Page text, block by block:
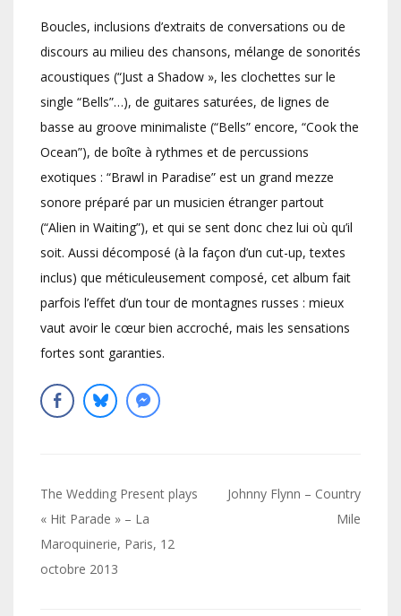
Boucles, inclusions d’extraits de conversations ou de
discours au milieu des chansons, mélange de sonorités
acoustiques (“Just a Shadow », les clochettes sur le
single “Bells”…), de guitares saturées, de lignes de
basse au groove minimaliste (“Bells” encore, “Cook the
Ocean”), de boîte à rythmes et de percussions
exotiques : “Brawl in Paradise” est un grand mezze
sonore préparé par un musicien étranger partout
(“Alien in Waiting”), et qui se sent donc chez lui où qu’il
soit. Aussi décomposé (à la façon d’un cut-up, textes
inclus) que méticuleusement composé, cet album fait
parfois l’effet d’un tour de montagnes russes : mieux
vaut avoir le cœur bien accroché, mais les sensations
fortes sont garanties.
Navigation
de
l’article
The Wedding Present plays
« Hit Parade » – La
Maroquinerie, Paris, 12
octobre 2013
Johnny Flynn – Country
Mile